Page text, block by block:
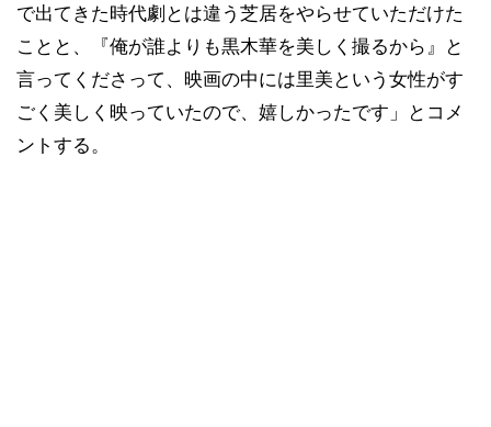
で出てきた時代劇とは違う芝居をやらせていただけた
ことと、『俺が誰よりも黒木華を美しく撮るから』と
言ってくださって、映画の中には里美という女性がす
ごく美しく映っていたので、嬉しかったです」とコメ
ントする。